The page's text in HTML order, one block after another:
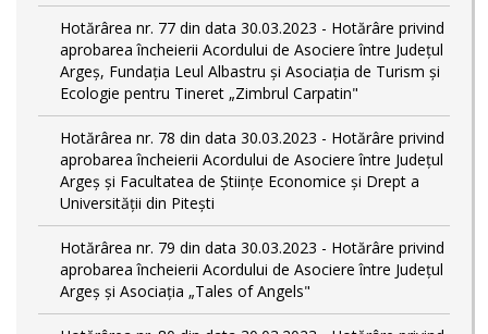
Hotărârea nr. 77 din data 30.03.2023 - Hotărâre privind
aprobarea încheierii Acordului de Asociere între Județul
Argeș, Fundația Leul Albastru și Asociația de Turism și
Ecologie pentru Tineret „Zimbrul Carpatin"
Hotărârea nr. 78 din data 30.03.2023 - Hotărâre privind
aprobarea încheierii Acordului de Asociere între Județul
Argeș și Facultatea de Științe Economice și Drept a
Universității din Pitești
Hotărârea nr. 79 din data 30.03.2023 - Hotărâre privind
aprobarea încheierii Acordului de Asociere între Județul
Argeș și Asociația „Tales of Angels"